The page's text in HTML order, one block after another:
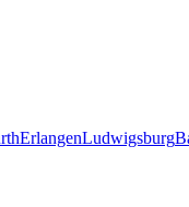
ErlangenLudwigsburg